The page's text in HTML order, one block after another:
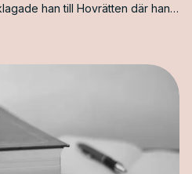
han till Hovrätten där han
med 40&nbsp;000 kr upp till